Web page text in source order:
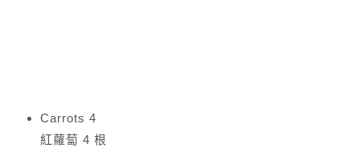
Carrots 4
紅蘿蔔 4 根